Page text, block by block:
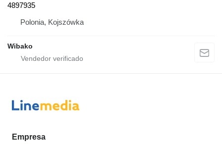
4897935
Polonia, Kojszówka
Wibako
Empresa